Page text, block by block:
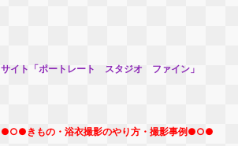
サイト「ポートレート スタジオ ファイン」
●○●きもの・浴衣撮影のやり方・撮影事例●○●